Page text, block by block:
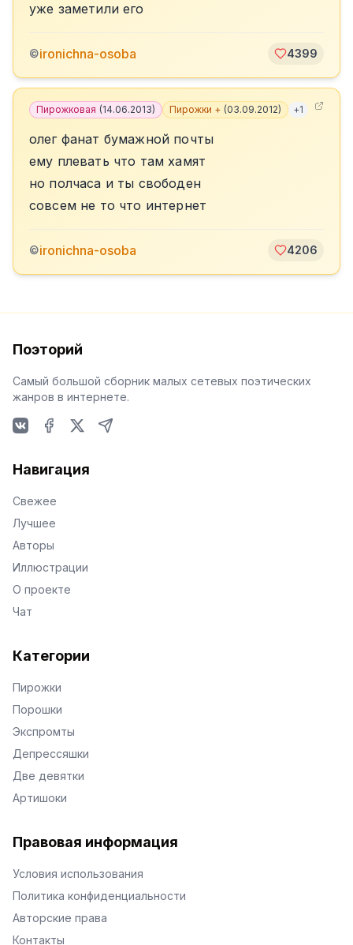
уже заметили его
©ironichna-osoba 4399
Пирожковая (14.06.2013) Пирожки + (03.09.2012) +1
олег фанат бумажной почты
ему плевать что там хамят
но полчаса и ты свободен
совсем не то что интернет
©ironichna-osoba 4206
Поэторий
Самый большой сборник малых сетевых поэтических
жанров в интернете.
Навигация
Свежее
Лучшее
Авторы
Иллюстрации
О проекте
Чат
Категории
Пирожки
Порошки
Экспромты
Депрессяшки
Две девятки
Артишоки
Правовая информация
Условия использования
Политика конфиденциальности
Авторские права
Контакты